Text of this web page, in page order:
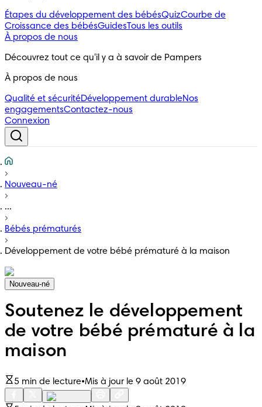
Étapes du développement des bébésQuizCourbe de
Croissance des bébésGuidesTous les outils
À propos de nous
Découvrez tout ce qu'il y a à savoir de Pampers
À propos de nous
Qualité et sécuritéDéveloppement durableNos
engagementsContactez-nous
Connexion
Nouveau-né
...
Bébés prématurés
Développement de votre bébé prématuré à la maison
Nouveau-né
Soutenez le développement
de votre bébé prématuré à la
maison
5 min de lecture•Mis à jour le 9 août 2019